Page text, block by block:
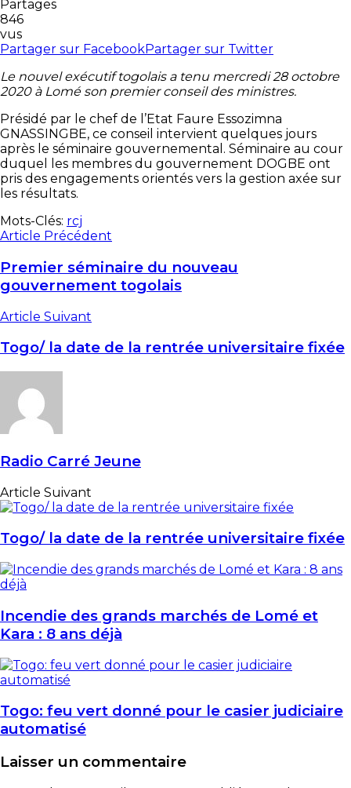
Partages
846
vus
Partager sur FacebookPartager sur Twitter
Le nouvel exécutif togolais a tenu mercredi 28 octobre
2020 à Lomé son premier conseil des ministres.
Présidé par le chef de l’Etat Faure Essozimna
GNASSINGBE, ce conseil intervient quelques jours
après le séminaire gouvernemental. Séminaire au cour
duquel les membres du gouvernement DOGBE ont
pris des engagements orientés vers la gestion axée sur
les résultats.
Mots-Clés: rcj
Article Précédent
Premier séminaire du nouveau
gouvernement togolais
Article Suivant
Togo/ la date de la rentrée universitaire fixée
Radio Carré Jeune
Article Suivant
Togo/ la date de la rentrée universitaire fixée
Incendie des grands marchés de Lomé et
Kara : 8 ans déjà
Togo: feu vert donné pour le casier judiciaire
automatisé
Laisser un commentaire